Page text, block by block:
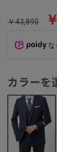
￥43,890
な
カラーを